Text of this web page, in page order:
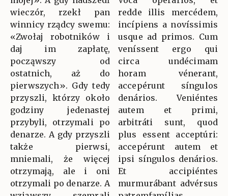
wieczór, rzekł pan
winnicy rządcy swemu:
«Zwołaj robotników i
daj im zapłatę,
począwszy od
ostatnich, aż do
pierwszych». Gdy tedy
przyszli, którzy około
godziny jedenastej
przybyli, otrzymali po
denarze. A gdy przyszli
także pierwsi,
mniemali, że więcej
otrzymają, ale i oni
otrzymali po denarze. A
redde illis mercédem,
incípiens a novíssimis
usque ad primos. Cum
veníssent ergo qui
circa undécimam
horam vénerant,
accepérunt síngulos
denários. Veniéntes
autem et primi,
arbitráti sunt, quod
plus essent acceptúri:
accepérunt autem et
ipsi síngulos denários.
Et accipiéntes
murmurábant advérsus